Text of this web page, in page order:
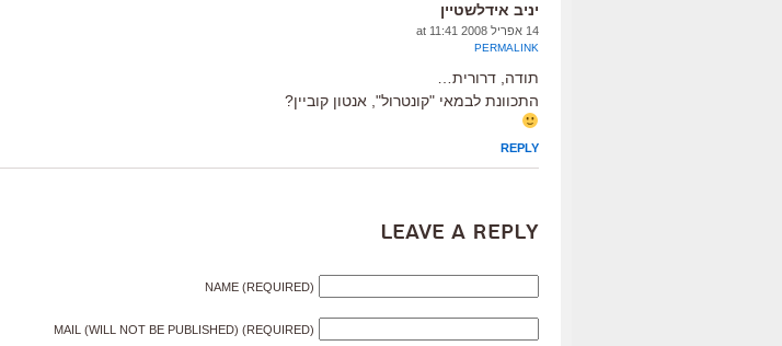
יניב אידלשטיין
14 אפריל 2008 at 11:41
PERMALINK
תודה, דרורית…
התכוונת לבמאי "קונטרול", אנטון קוביין?
REPLY
Leave a Reply
NAME (REQUIRED)
MAIL (WILL NOT BE PUBLISHED) (REQUIRED)